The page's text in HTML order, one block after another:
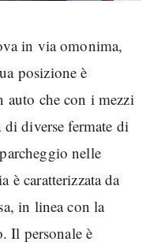
in via omonima,
posizione è
auto che con i mezzi
diverse fermate di
nelle
è caratterizzata da
in linea con la
Il personale è